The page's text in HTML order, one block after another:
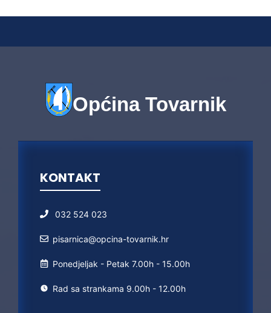
Općina Tovarnik
KONTAKT
032 524 023
pisarnica@opcina-tovarnik.hr
Ponedjeljak - Petak 7.00h - 15.00h
Rad sa strankama 9.00h - 12.00h